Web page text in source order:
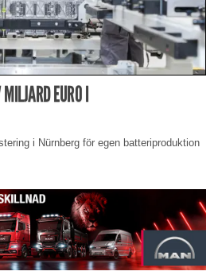
EURO I
i Nürnberg för egen batteriproduktion